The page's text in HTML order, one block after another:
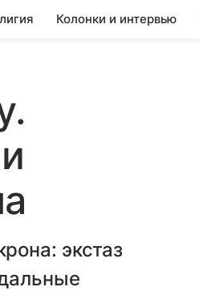
Колонки и интервью
экстаз